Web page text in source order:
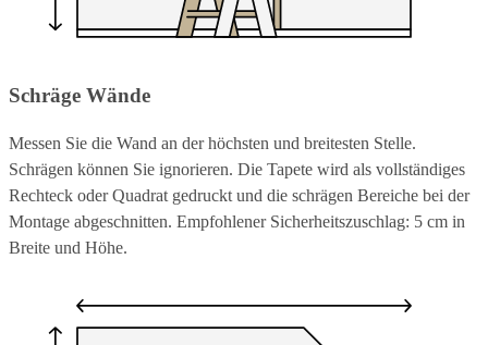
Schräge Wände
Messen Sie die Wand an der höchsten und breitesten Stelle.
Schrägen können Sie ignorieren. Die Tapete wird als vollständiges
Rechteck oder Quadrat gedruckt und die schrägen Bereiche bei der
Montage abgeschnitten. Empfohlener Sicherheitszuschlag: 5 cm in
Breite und Höhe.